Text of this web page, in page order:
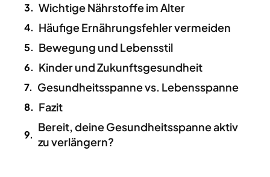
Wichtige Nährstoffe im Alter
Häufige Ernährungsfehler vermeiden
Bewegung und Lebensstil
Kinder und Zukunftsgesundheit
Gesundheitsspanne vs. Lebensspanne
Fazit
Bereit, deine Gesundheitsspanne aktiv
zu verlängern?